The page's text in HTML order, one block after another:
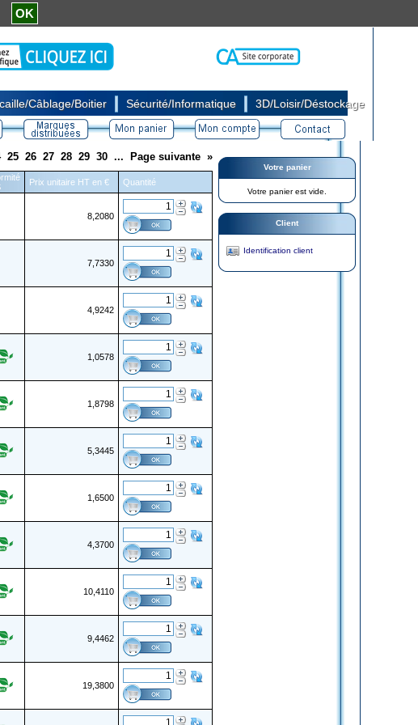
Câblage/Boitier Sécurité/Informatique 3D/Loisir/Déstockage
25 26 27 28 29 30 ... Page suivante »
Prix unitaire HT en € Quantité
8,2080
7,7330
4,9242
1,0578
1,8798
5,3445
1,6500
4,3700
10,4110
9,4462
19,3800
Votre panier
Votre panier est vide.
Client
Identification client
OK